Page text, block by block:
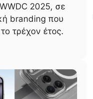
2025, σε
branding που
τρέχον έτος.